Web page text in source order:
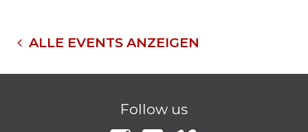
ALLE EVENTS ANZEIGEN
Follow us